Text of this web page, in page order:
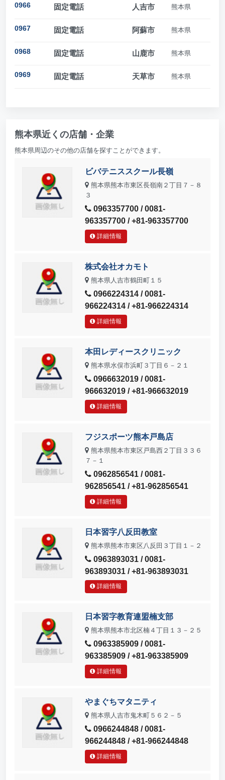
0966 固定電話 人吉市 熊本県
0967 固定電話 阿蘇市 熊本県
0968 固定電話 山鹿市 熊本県
0969 固定電話 天草市 熊本県
熊本県近くの店舗・企業
熊本県周辺のその他の店舗を探すことができます。
ビバテニススクール長嶺
熊本県熊本市東区長嶺南２丁目７－８
３
0963357700 / 0081-
963357700 / +81-963357700
詳細情報
株式会社オカモト
熊本県人吉市鶴田町１５
0966224314 / 0081-
966224314 / +81-966224314
詳細情報
本田レディースクリニック
熊本県水俣市浜町３丁目６－２１
0966632019 / 0081-
966632019 / +81-966632019
詳細情報
フジスポーツ熊本戸島店
熊本県熊本市東区戸島西２丁目３３６
７－１
0962856541 / 0081-
962856541 / +81-962856541
詳細情報
日本習字八反田教室
熊本県熊本市東区八反田３丁目１－２
0963893031 / 0081-
963893031 / +81-963893031
詳細情報
日本習字教育連盟楠支部
熊本県熊本市北区楠４丁目１３－２５
0963385909 / 0081-
963385909 / +81-963385909
詳細情報
やまぐちマタニティ
熊本県人吉市鬼木町５６２－５
0966244848 / 0081-
966244848 / +81-966244848
詳細情報